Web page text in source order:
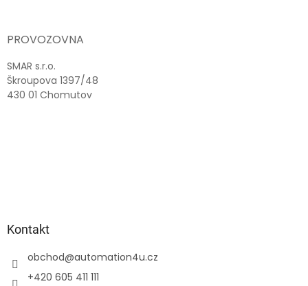
PROVOZOVNA
SMAR s.r.o.
Škroupova 1397/48
430 01 Chomutov
Kontakt
obchod@automation4u.cz
+420 605 411 111